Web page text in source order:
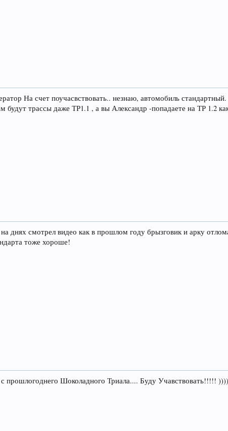
На счет поучасвствовать.. незнаю, автомобиль
будут трассы даже ТР1.1 , а вы Александр -попадаете на ТР 1.2
на днях смотрел видео как в прошлом году брызговик и арку
тоже хороше!
прошлогоднего Шоколадного Триала.... Буду Учавствовать!!!!!